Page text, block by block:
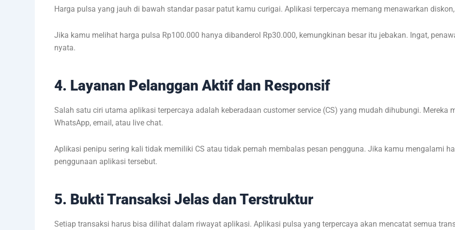
Harga pulsa yang jauh di bawah standar pasar patut kamu curigai. Aplikasi terpercaya memang menawarkan
Jika kamu melihat harga pulsa Rp100.000 hanya dibanderol Rp30.000, kemungkinan besar itu jebakan. Ingat,
nyata.
4. Layanan Pelanggan Aktif dan Responsif
Salah satu ciri utama aplikasi terpercaya adalah keberadaan customer service (CS) yang mudah dihubungi. Mereka
WhatsApp, email, atau live chat.
Aplikasi penipu sering kali tidak memiliki CS atau tidak pernah membalas pesan pengguna. Jika kamu mengalami
penggunaan aplikasi tersebut.
5. Bukti Transaksi Jelas dan Terstruktur
Setiap transaksi harus bisa dilihat dalam riwayat aplikasi. Aplikasi pulsa yang terpercaya akan mencatat semua